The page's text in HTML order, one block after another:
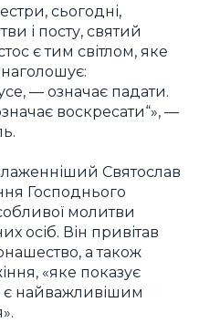
сьогодні,
і посту, святий
є тим світлом, яке
— означає падати.
воскресати“», —
Святослав
Господнього
молитви
осіб. Він привітав
а також
«яке показує
є найважливішим